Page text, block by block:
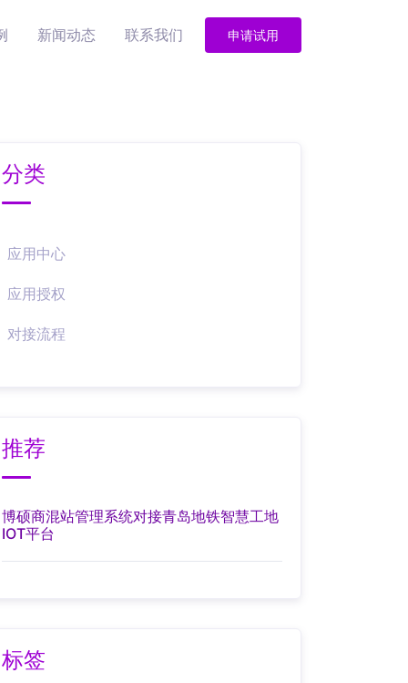
新闻动态 联系我们 申请试用
分类
应用中心
应用授权
对接流程
推荐
博硕商混站管理系统对接青岛地铁智慧工地
IOT平台
标签